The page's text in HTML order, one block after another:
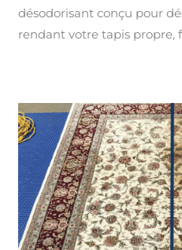
désodorisant conçu pour
rendant votre tapis propre,